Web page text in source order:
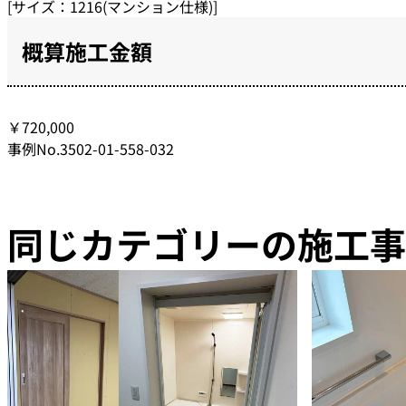
[サイズ：1216(マンション仕様)]
概算施工金額
￥720,000
事例No.3502-01-558-032
同じカテゴリーの施工